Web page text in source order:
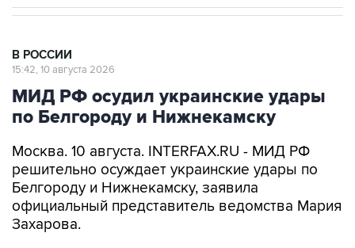
В РОССИИ
15:42, 10 августа 2026
МИД РФ осудил украинские удары
по Белгороду и Нижнекамску
Москва. 10 августа. INTERFAX.RU - МИД РФ
решительно осуждает украинские удары по
Белгороду и Нижнекамску, заявила
официальный представитель ведомства Мария
Захарова.